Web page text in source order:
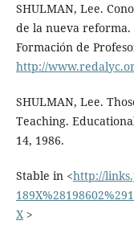
SHULMAN, Lee.
de la nueva
Formación de
http://
SHULMAN, Lee.
Teaching.
14, 1986.
Stable in <http://
X>